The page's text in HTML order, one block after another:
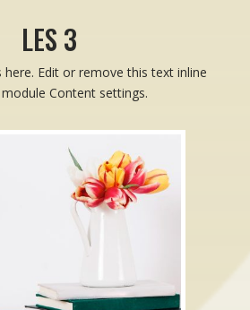
LES 3
Edit or remove this text inline
Content settings.